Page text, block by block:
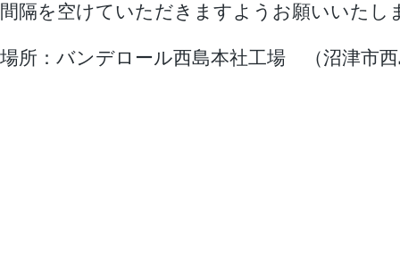
間隔を空けていただきますようお願いいたし
場所：バンデロール西島本社工場 （沼津市